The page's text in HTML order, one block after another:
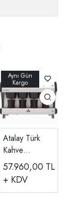
Atalay Türk
Kahve
Makinesi 4
Cezveli
Manuel
57.960,00 TL
+ KDV